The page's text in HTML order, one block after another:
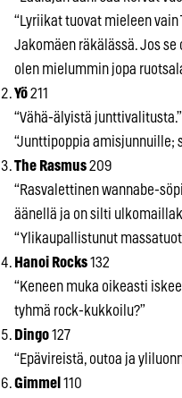
“Lyriikat tuovat mieleen
Jakomäen räkälässä. Jos
olen mielummin jopa
Yö211
“Vähä-älyistä junttivalitusta.”
“Junttipoppia amisjunnuille;
The Rasmus209
“Rasvalettinen wannabe-
äänellä ja on silti
“Ylikaupallistunut
Hanoi Rocks132
“Keneen muka oikeasti
tyhmä rock-kukkoilu?”
Dingo127
“Epävireistä, outoa ja
Gimmel 110